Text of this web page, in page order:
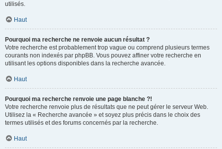
utilisés.
Haut
Pourquoi ma recherche ne renvoie aucun résultat ?
Votre recherche est probablement trop vague ou comprend plusieurs termes
courants non indexés par phpBB. Vous pouvez affiner votre recherche en
utilisant les options disponibles dans la recherche avancée.
Haut
Pourquoi ma recherche renvoie une page blanche ?!
Votre recherche renvoie plus de résultats que ne peut gérer le serveur Web.
Utilisez la « Recherche avancée » et soyez plus précis dans le choix des
termes utilisés et des forums concernés par la recherche.
Haut